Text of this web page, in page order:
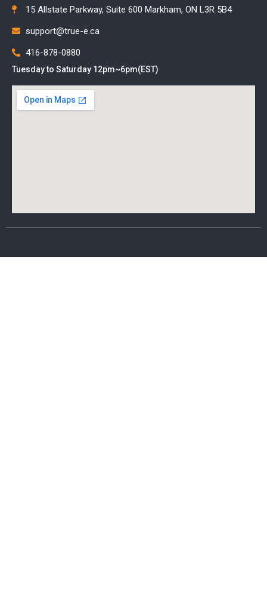
15 Allstate Parkway, Suite 600 Markham, ON L3R 5B4
support@true-e.ca
416-878-0880
Tuesday to Saturday 12pm~6pm(EST)